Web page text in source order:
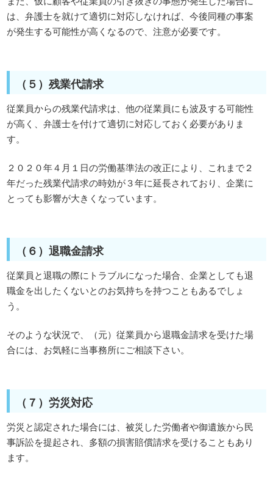
は、弁護士を就けて適切に対応しなければ、今後同種の事案
が発生する可能性が高くなるので、注意が必要です。
（５）残業代請求
従業員からの残業代請求は、他の従業員にも波及する可能性
が高く、弁護士を付けて適切に対応しておく必要がありま
す。
２０２０年４月１日の労働基準法の改正により、これまで２
年だった残業代請求の時効が３年に延長されており、企業に
とっても影響が大きくなっています。
（６）退職金請求
従業員と退職の際にトラブルになった場合、企業としても退
職金を出したくないとのお気持ちを持つこともあるでしょ
う。
そのような状況で、（元）従業員から退職金請求を受けた場
合には、お気軽に当事務所にご相談下さい。
（７）労災対応
労災と認定された場合には、被災した労働者や御遺族から民
事訴訟を提起され、多額の損害賠償請求を受けることもあり
ます。